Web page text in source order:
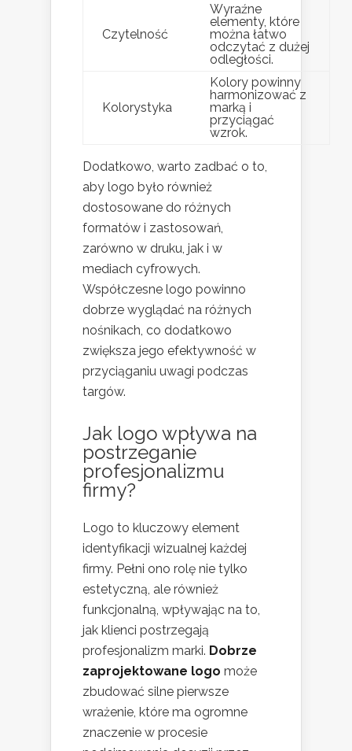
Czytelność
Wyraźne
elementy, które
można łatwo
odczytać z dużej
odległości.
Kolorystyka
Kolory powinny
harmonizować z
marką i
przyciągać
wzrok.
Dodatkowo, warto zadbać o to,
aby logo było również
dostosowane do różnych
formatów i zastosowań,
zarówno w druku, jak i w
mediach cyfrowych.
Współczesne logo powinno
dobrze wyglądać na różnych
nośnikach, co dodatkowo
zwiększa jego efektywność w
przyciąganiu uwagi podczas
targów.
Jak logo wpływa na
postrzeganie
profesjonalizmu
firmy?
Logo to kluczowy element
identyfikacji wizualnej każdej
firmy. Pełni ono rolę nie tylko
estetyczną, ale również
funkcjonalną, wpływając na to,
jak klienci postrzegają
profesjonalizm marki. Dobrze
zaprojektowane logo może
zbudować silne pierwsze
wrażenie, które ma ogromne
znaczenie w procesie